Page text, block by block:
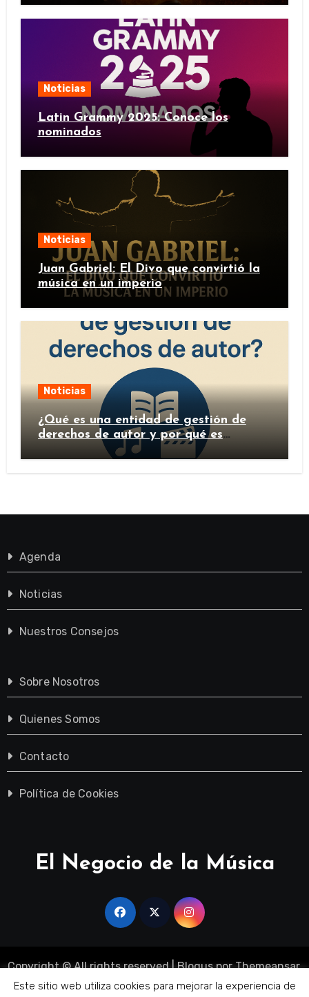
Noticias
Latin Grammy 2025: Conoce los
nominados
Noticias
Juan Gabriel: El Divo que convirtió la
música en un imperio
Noticias
¿Qué es una entidad de gestión de
derechos de autor y por qué es
importante?
Agenda
Noticias
Nuestros Consejos
Sobre Nosotros
Quienes Somos
Contacto
Política de Cookies
El Negocio de la Música
Copyright © All rights reserved |BlogusporThemeansar.
Sobre Nosotros Quienes Somos Contacto
Este sitio web utiliza cookies para mejorar la experiencia de